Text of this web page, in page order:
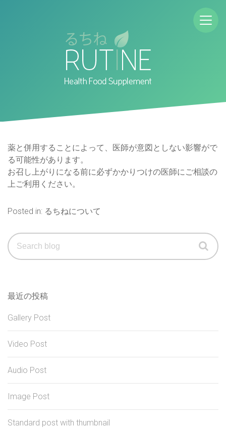
薬と併用することによって、医師が意図としない影響がで
る可能性があります。
お召し上がりになる前に必ずかかりつけの医師にご相談の
上ご利用ください。
Posted in: るちねについて
Search
for:
最近の投稿
Gallery Post
Video Post
Audio Post
Image Post
Standard post with thumbnail